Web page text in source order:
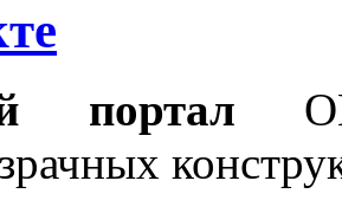
портал